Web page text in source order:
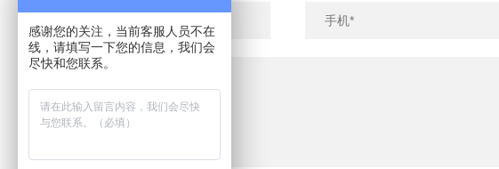
感谢您的关注，当前客服人员不在
线，请填写一下您的信息，我们会
尽快和您联系。